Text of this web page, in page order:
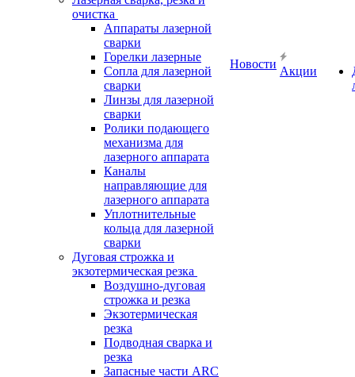
очистка
Аппараты лазерной
сварки
Горелки лазерные
Сопла для лазерной
сварки
Линзы для лазерной
сварки
Ролики подающего
механизма для
лазерного аппарата
Каналы
направляющие для
лазерного аппарата
Уплотнительные
кольца для лазерной
сварки
Дуговая строжка и
экзотермическая резка
Воздушно-дуговая
строжка и резка
Экзотермическая
резка
Подводная сварка и
резка
Запасные части ARC
Новости
Акции